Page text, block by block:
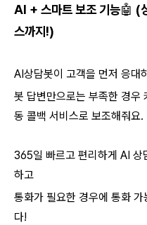
AI + 스마트 보조 기능🤖 (
스까지!)
AI상담봇이 고객을 먼저 응대
봇 답변만으로는 부족한 경우
동 콜백 서비스로 보조해줘요.
365일 빠르고 편리하게 AI 상
하고
통화가 필요한 경우에 통화
다!